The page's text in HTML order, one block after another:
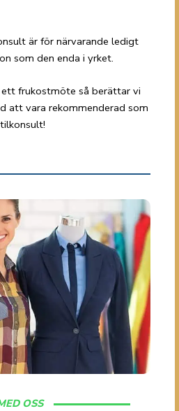
är för närvarande ledigt
som den enda i yrket.
frukostmöte så berättar vi
att vara rekommenderad som
OSS